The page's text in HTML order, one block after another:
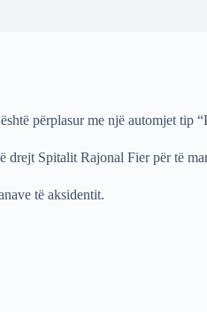
përplasur me një automjet tip
drejt Spitalit Rajonal Fier për të
të aksidentit.